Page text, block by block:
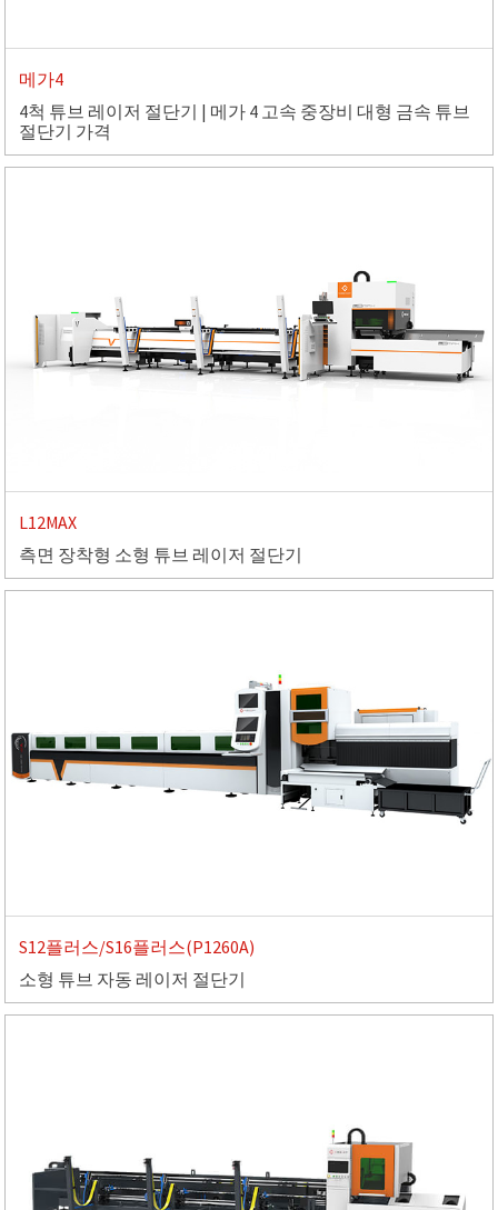
메가4
4척 튜브 레이저 절단기 | 메가 4 고속 중장비 대형 금속 튜브
절단기 가격
L12MAX
측면 장착형 소형 튜브 레이저 절단기
S12플러스/S16플러스(P1260A)
소형 튜브 자동 레이저 절단기